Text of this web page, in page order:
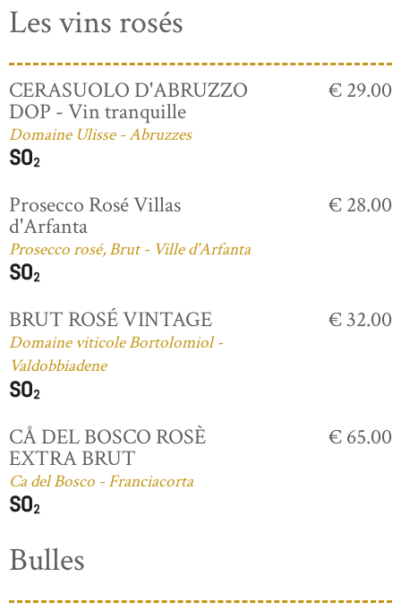
Les vins rosés
CERASUOLO D'ABRUZZO
DOP - Vin tranquille
Domaine Ulisse - Abruzzes
€ 29.00
Prosecco Rosé Villas
d'Arfanta
Prosecco rosé, Brut - Ville d'Arfanta
€ 28.00
BRUT ROSÉ VINTAGE
Domaine viticole Bortolomiol -
Valdobbiadene
€ 32.00
CÅ DEL BOSCO ROSÈ
EXTRA BRUT
Ca del Bosco - Franciacorta
€ 65.00
Bulles